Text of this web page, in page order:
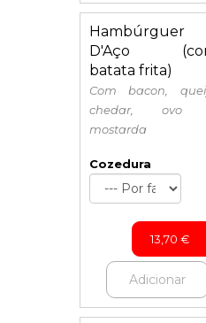
Hambúrguer
D'Aço
batata frita)
Com bacon,
chedar, ovo
mostarda
Cozedura
13,70 €
Adicionar